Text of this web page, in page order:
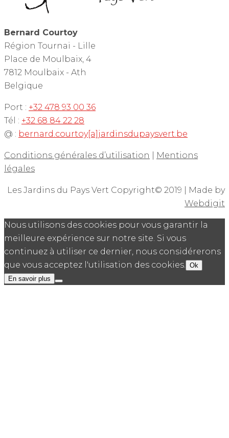
Bernard Courtoy
Région Tournai - Lille
Place de Moulbaix, 4
7812 Moulbaix - Ath
Belgique
Port : +32 478 93 00 36
Tél : +32 68 84 22 28
@ : bernard.courtoy[a]jardinsdupaysvert.be
Conditions générales d’utilisation
Mentions
légales
Les Jardins du Pays Vert Copyright© 2019 | Made by
Webdigit
Nous utilisons des cookies pour vous garantir la
meilleure expérience sur notre site. Si vous
continuez à utiliser ce dernier, nous considérerons
que vous acceptez l'utilisation des cookies. Ok
En savoir plus